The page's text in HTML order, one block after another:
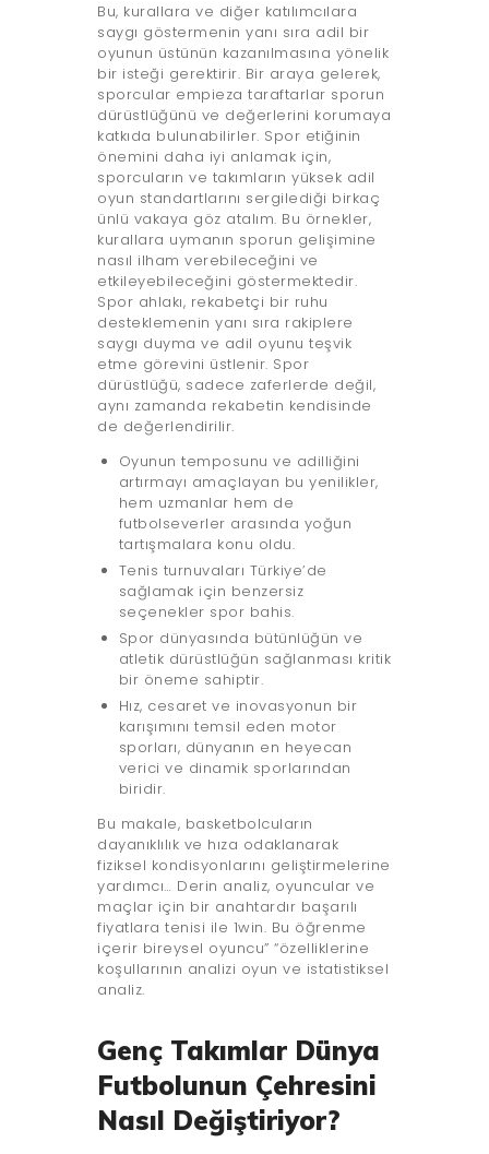
Bu, kurallara ve diğer katılımcılara
saygı göstermenin yanı sıra adil bir
oyunun üstünün kazanılmasına yönelik
bir isteği gerektirir. Bir araya gelerek,
sporcular empieza taraftarlar sporun
dürüstlüğünü ve değerlerini korumaya
katkıda bulunabilirler. Spor etiğinin
önemini daha iyi anlamak için,
sporcuların ve takımların yüksek adil
oyun standartlarını sergilediği birkaç
ünlü vakaya göz atalım. Bu örnekler,
kurallara uymanın sporun gelişimine
nasıl ilham verebileceğini ve
etkileyebileceğini göstermektedir.
Spor ahlakı, rekabetçi bir ruhu
desteklemenin yanı sıra rakiplere
saygı duyma ve adil oyunu teşvik
etme görevini üstlenir. Spor
dürüstlüğü, sadece zaferlerde değil,
aynı zamanda rekabetin kendisinde
de değerlendirilir.
Oyunun temposunu ve adilliğini
artırmayı amaçlayan bu yenilikler,
hem uzmanlar hem de
futbolseverler arasında yoğun
tartışmalara konu oldu.
Tenis turnuvaları Türkiye’de
sağlamak için benzersiz
seçenekler spor bahis.
Spor dünyasında bütünlüğün ve
atletik dürüstlüğün sağlanması kritik
bir öneme sahiptir.
Hız, cesaret ve inovasyonun bir
karışımını temsil eden motor
sporları, dünyanın en heyecan
verici ve dinamik sporlarından
biridir.
Bu makale, basketbolcuların
dayanıklılık ve hıza odaklanarak
fiziksel kondisyonlarını geliştirmelerine
yardımcı… Derin analiz, oyuncular ve
maçlar için bir anahtardır başarılı
fiyatlara tenisi ile 1win. Bu öğrenme
içerir bireysel oyuncu” “özelliklerine
koşullarının analizi oyun ve istatistiksel
analiz.
Genç Takımlar Dünya
Futbolunun Çehresini
Nasıl Değiştiriyor?